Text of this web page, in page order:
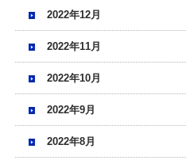
2022年12月
2022年11月
2022年10月
2022年9月
2022年8月